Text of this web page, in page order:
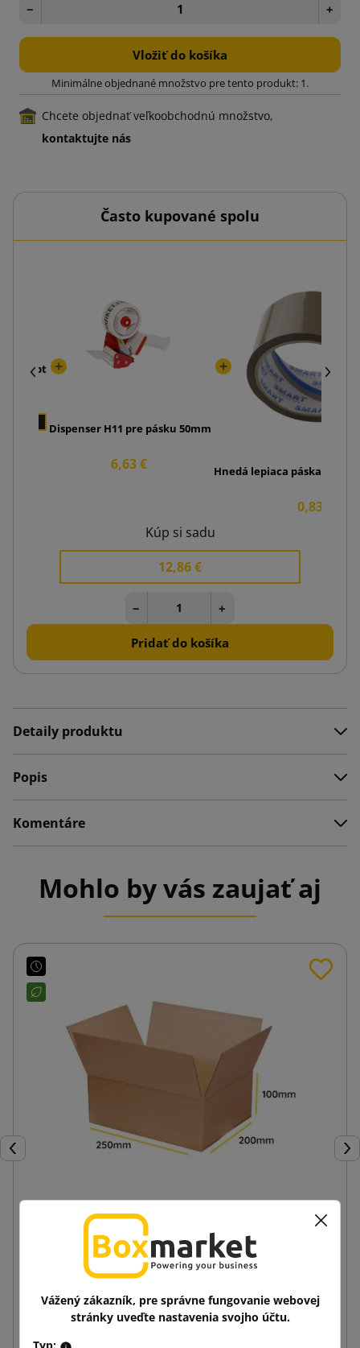
− +
Vložiť do košíka
Minimálne objednané množstvo pre tento produkt: 1.
Chcete objednať veľkoobchodnú množstvo,
kontaktujte nás
Často kupované spolu
Koncept
Dispenser H11 pre pásku 50mm
6,63 € Hnedá lepiaca páska
0,83 €
Kúp si sadu
12,86 €
− +
Pridať do košíka
Detaily produktu
Popis
Komentáre
Mohlo by vás zaujať aj
Späť
Hnedá klopová krabica K110 250x200x100
od 0,33 € s DPH
Vložiť do košíka
Vážený zákazník, pre správne fungovanie webovej
stránky uveďte nastavenia svojho účtu.